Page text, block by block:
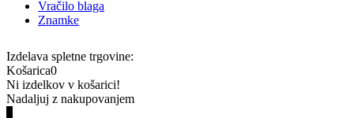
Vračilo blaga
Znamke
Izdelava spletne trgovine:
Košarica0
Ni izdelkov v košarici!
Nadaljuj z nakupovanjem